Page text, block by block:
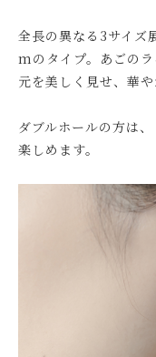
全長の異なる3サイズ
mのタイプ。あごの
元を美しく見せ、華や
ダブルホールの方は
楽しめます。